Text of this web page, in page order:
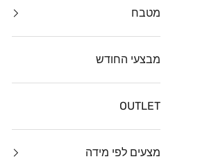
מטבח
מבצעי החודש
OUTLET
מצעים לפי מידה